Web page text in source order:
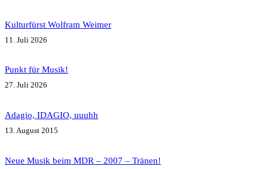
Kulturfürst Wolfram Weimer
11. Juli 2026
Punkt für Musik!
27. Juli 2026
Adagio, IDAGIO, uuuhh
13. August 2015
Neue Musik beim MDR – 2007 – Tränen!